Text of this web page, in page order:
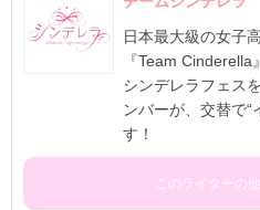
日本最大級の女子
『Team Cinderella』
シンデレラフェス
ンバーが、交替で“
す！
このライターの